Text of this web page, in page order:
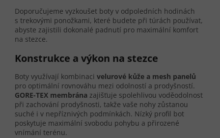
Doporučujeme vyzkoušet boty v odpoledních hodinách
s trekovými ponožkami, které budete při túrách používat,
abyste zajistili dokonalé padnutí pro maximální komfort
na stezce.
Konstrukce a výkon na stezce
Boty využívají kombinaci velurové kůže a mesh panelů
pro optimální rovnováhu mezi odolností a prodyšností.
GORE-TEX membrána zajišťuje spolehlivou voděodolnost
při zachování prodyšnosti, takže vaše nohy zůstanou
suché i v nepříznivých podmínkách. Nízký profil bot
poskytuje maximální svobodu pohybu a přirozené
vnímání terénu.